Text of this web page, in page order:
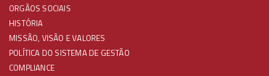
ORGÃOS SOCIAIS
HISTÓRIA
MISSÃO, VISÃO E VALORES
POLÍTICA DO SISTEMA DE GESTÃO
COMPLIANCE